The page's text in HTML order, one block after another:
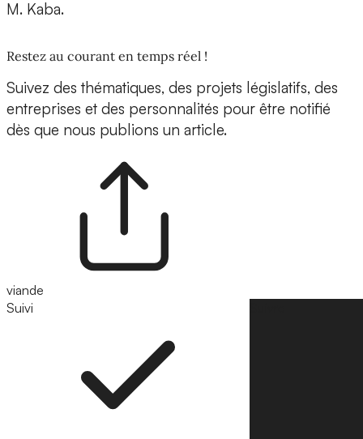
M. Kaba.
Restez au courant en temps réel !
Suivez des thématiques, des projets législatifs, des
entreprises et des personnalités pour être notifié
dès que nous publions un article.
viande
Suivi